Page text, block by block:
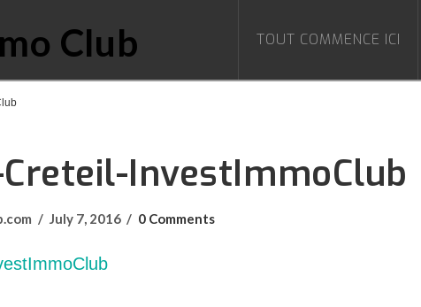
TOUT COMMENCE ICI
InvestImmoClub
July 7, 2016 0 Comments